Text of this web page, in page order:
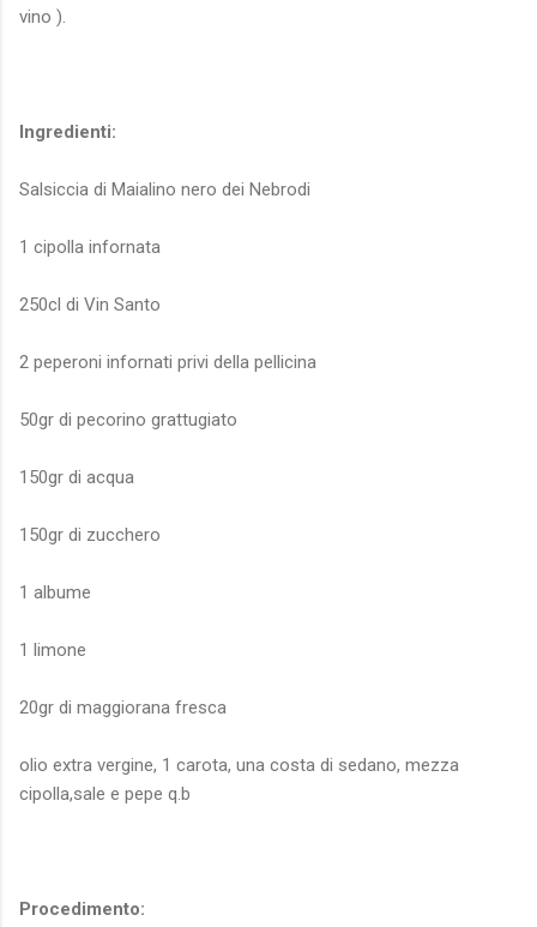
vino ).
Ingredienti:
Salsiccia di Maialino nero dei Nebrodi
1 cipolla infornata
250cl di Vin Santo
2 peperoni infornati privi della pellicina
50gr di pecorino grattugiato
150gr di acqua
150gr di zucchero
1 albume
1 limone
20gr di maggiorana fresca
olio extra vergine, 1 carota, una costa di sedano, mezza
cipolla,sale e pepe q.b
Procedimento: